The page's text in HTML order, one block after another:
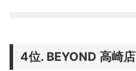
BEYOND 高崎店